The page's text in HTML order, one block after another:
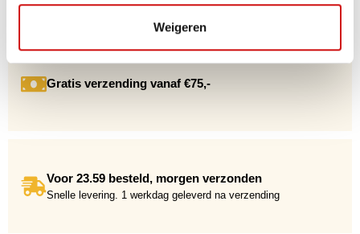
Weigeren
Gratis verzending vanaf €75,-
Voor 23.59 besteld, morgen verzonden
Snelle levering. 1 werkdag geleverd na verzending